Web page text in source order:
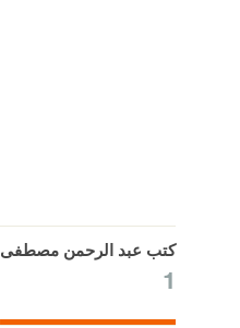
كتب عبد الرحمن مصطفى
1